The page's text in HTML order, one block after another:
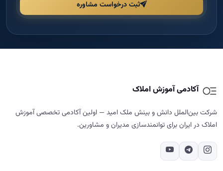
ثبت درخواست مشاوره
آکادمی آموزش املاک
شرکت بین‌الملل دانش و بینش ملک امید — اولین آکادمی تخصصی آموزش
املاک در ایران برای توانمندسازی مدیران و مشاورین.